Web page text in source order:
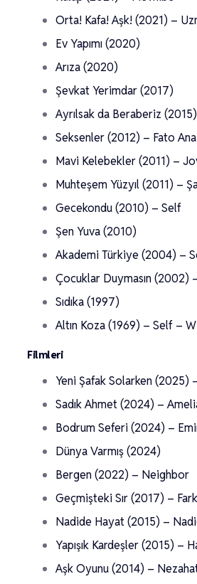
Orta! Kafa! Aşk! (2021) –
Ev Yapımı (2020)
Arıza (2020)
Şevkat Yerimdar (2017)
Ayrılsak da Beraberiz
Seksenler (2012) – Fato Ana
Mavi Kelebekler (2011) –
Muhteşem Yüzyıl (2011) –
Gecekondu (2010) – Self
Şen Yuva (2010)
Akademi Türkiye (2004) –
Çocuklar Duymasın (2002)
Sıdıka (1997)
Altın Koza (1969) – Self –
Filmleri
Yeni Şafak Solarken (2025)
Sadık Ahmet (2024) –
Bodrum Seferi (2024) –
Dünya Varmış (2024)
Bergen (2022) – Neighbor
Geçmişteki Sır (2017) –
Nadide Hayat (2015) –
Yapışık Kardeşler (2015) –
Aşk Oyunu (2014) –